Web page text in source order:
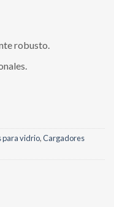
robusto.
para vidrio,Cargadores